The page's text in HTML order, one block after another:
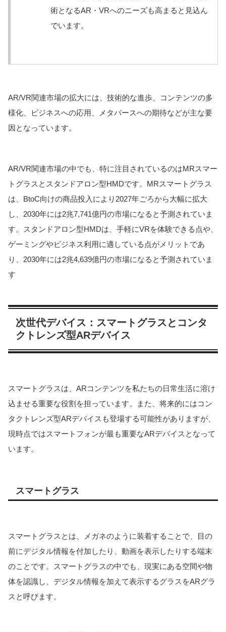
術となるAR・VRへのニーズも高まると見込ん
でいます。
AR/VR関連市場の拡大には、技術的な進歩、コンテンツの多
様化、ビジネスへの応用、メタバースへの期待などが主な要
因となっています。
AR/VR関連市場の中でも、特に注目されているのはMRスマー
トグラスとスタンドアロン型HMDです。MRスマートグラス
は、BtoC向けの商品投入により2027年ごろから大幅に拡大
し、2030年には2兆7,741億円の市場になると予測されていま
す。スタンドアロン型HMDは、手軽にVRを体験できる点や、
ゲーミングやビジネス利用に適している点がメリットであ
り、2030年には2兆4,639億円の市場になると予測されていま
す
次世代デバイス：スマートグラスとコンタ
クトレンズ型ARデバイス
スマートグラスは、ARコンテンツを私たちの日常生活に溶け
込ませる重要な役割を担っています。また、将来的にはコン
タクトレンズ型ARデバイスも登場する可能性がありますが、
現時点ではスマートフォンが最も重要なARデバイスとなって
います​​​​。
スマートグラス
スマートグラスとは、メガネのように装着することで、目の
前にデジタル情報を付加したり、動画を表示したりする端末
のことです。スマートグラスの中でも、現実にある空間や物
体を認識し、デジタル情報を加えて表示するグラスをARグラ
スと呼びます。